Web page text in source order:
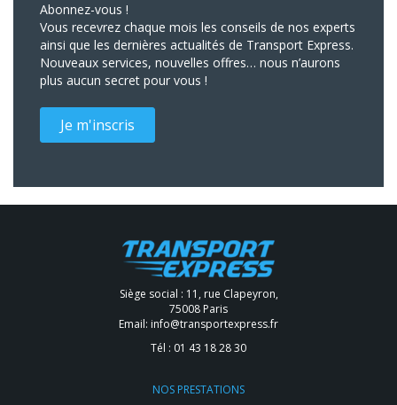
Abonnez-vous !
Vous recevrez chaque mois les conseils de nos experts
ainsi que les dernières actualités de Transport Express.
Nouveaux services, nouvelles offres… nous n’aurons
plus aucun secret pour vous !
Je m'inscris
Siège social : 11, rue Clapeyron,
75008 Paris
Email: info@transportexpress.fr
Tél : 01 43 18 28 30
NOS PRESTATIONS